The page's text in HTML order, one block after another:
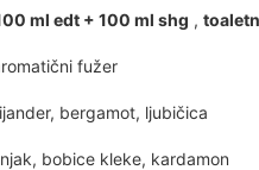
ml edt + 100 ml shg ,
fužer
bergamot, ljubičica
bobice kleke, kardamon